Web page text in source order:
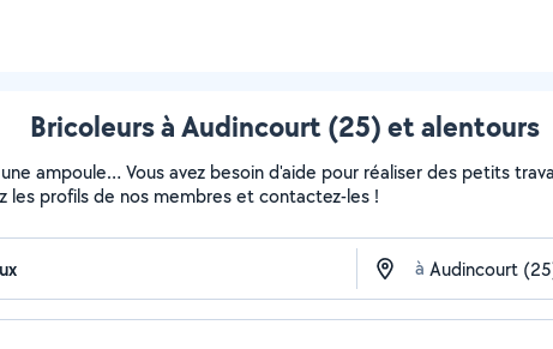
Bricoleurs à Audincourt (25) et alentours
ampoule… Vous avez besoin d'aide pour réaliser des petits
les profils de nos membres et contactez-les !
à